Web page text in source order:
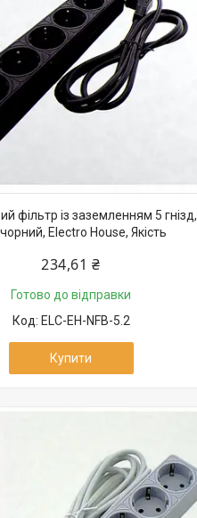
фільтр із заземленням 5 гнізд,
Electro House, Якість
234,61 ₴
Готово до відправки
ELC-EH-NFB-5.2
Купити